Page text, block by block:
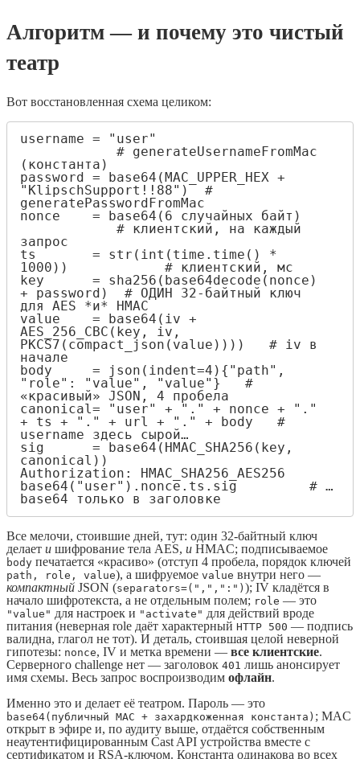
Алгоритм — и почему это чистый
театр
Вот восстановленная схема целиком:
username = "user"
            # generateUsernameFromMac
(константа)
password = base64(MAC_UPPER_HEX +
"KlipschSupport!!88")  #
generatePasswordFromMac
nonce    = base64(6 случайных байт)
            # клиентский, на каждый
запрос
ts       = str(int(time.time() *
1000))            # клиентский, мс
key      = sha256(base64decode(nonce)
+ password)  # ОДИН 32-байтный ключ
для AES *и* HMAC
value    = base64(iv +
AES_256_CBC(key, iv,
PKCS7(compact_json(value))))   # iv в
начале
body     = json(indent=4){"path",
"role": "value", "value"}   #
«красивый» JSON, 4 пробела
canonical= "user" + "." + nonce + "."
+ ts + "." + url + "." + body   #
username здесь сырой…
sig      = base64(HMAC_SHA256(key,
canonical))
Authorization: HMAC_SHA256_AES256
base64("user").nonce.ts.sig         # …
base64 только в заголовке
Все мелочи, стоившие дней, тут: один 32-байтный ключ
делает и шифрование тела AES, и HMAC; подписываемое
body печатается «красиво» (отступ 4 пробела, порядок ключей
path, role, value), а шифруемое value внутри него —
компактный JSON (separators=(",",":") ); IV кладётся в
начало шифротекста, а не отдельным полем; role — это
"value" для настроек и "activate" для действий вроде
питания (неверная role даёт характерный HTTP 500 — подпись
валидна, глагол не тот). И деталь, стоившая целой неверной
гипотезы: nonce, IV и метка времени — все клиентские.
Серверного challenge нет — заголовок 401 лишь анонсирует
имя схемы. Весь запрос воспроизводим офлайн.
Именно это и делает её театром. Пароль — это
base64(публичный MAC + захардкоженная константа) ; MAC
открыт в эфире и, по аудиту выше, отдаётся собственным
неаутентифицированным Cast API устройства вместе с
сертификатом и RSA-ключом. Константа одинакова во всех